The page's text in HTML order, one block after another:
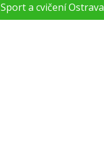
Sport a cvičení Ostrava